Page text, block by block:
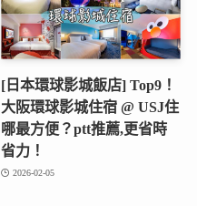
[日本環球影城飯店] Top9！
大阪環球影城住宿 @ USJ住
哪最方便？ptt推薦,更省時
省力！
2026-02-05